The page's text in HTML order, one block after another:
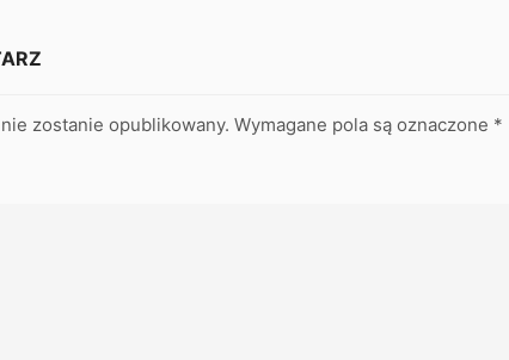
zostanie opublikowany. Wymagane pola są oznaczone *